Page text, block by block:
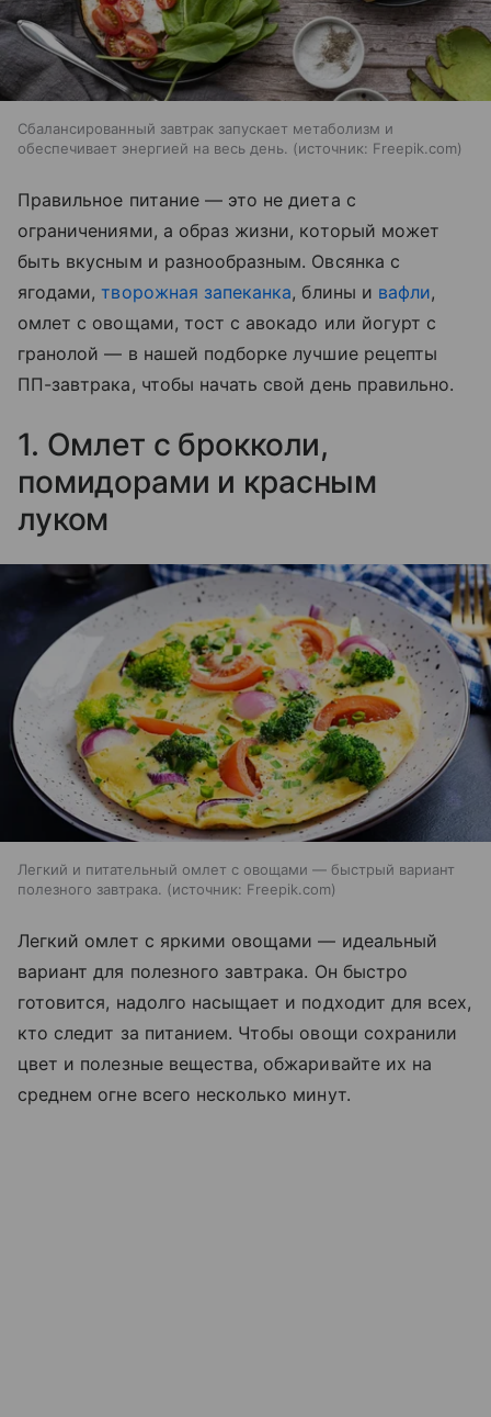
Сбалансированный завтрак запускает метаболизм и
обеспечивает энергией на весь день.
источник: Freepik.com
Правильное питание — это не диета с
ограничениями, а образ жизни, который может
быть вкусным и разнообразным. Овсянка с
ягодами,творожная запеканка, блины и вафли,
омлет с овощами, тост с авокадо или йогурт с
гранолой — в нашей подборке лучшие рецепты
ПП-завтрака, чтобы начать свой день правильно.
1. Омлет с брокколи,
помидорами и красным
луком
Легкий и питательный омлет с овощами — быстрый вариант
полезного завтрака.
источник: Freepik.com
Легкий омлет с яркими овощами — идеальный
вариант для полезного завтрака. Он быстро
готовится, надолго насыщает и подходит для всех,
кто следит за питанием. Чтобы овощи сохранили
цвет и полезные вещества, обжаривайте их на
среднем огне всего несколько минут.